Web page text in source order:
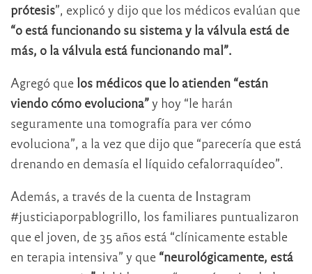
prótesis”, explicó y dijo que los médicos evalúan que
“o está funcionando su sistema y la válvula está de
más, o la válvula está funcionando mal”.
Agregó que los médicos que lo atienden “están
viendo cómo evoluciona”y hoy “le harán
seguramente una tomografía para ver cómo
evoluciona”, a la vez que dijo que “parecería que está
drenando en demasía el líquido cefalorraquídeo”.
Además, a través de la cuenta de Instagram
#justiciaporpablogrillo, los familiares puntualizaron
que el joven, de 35 años está “clínicamente estable
en terapia intensiva” y que “neurológicamente, está